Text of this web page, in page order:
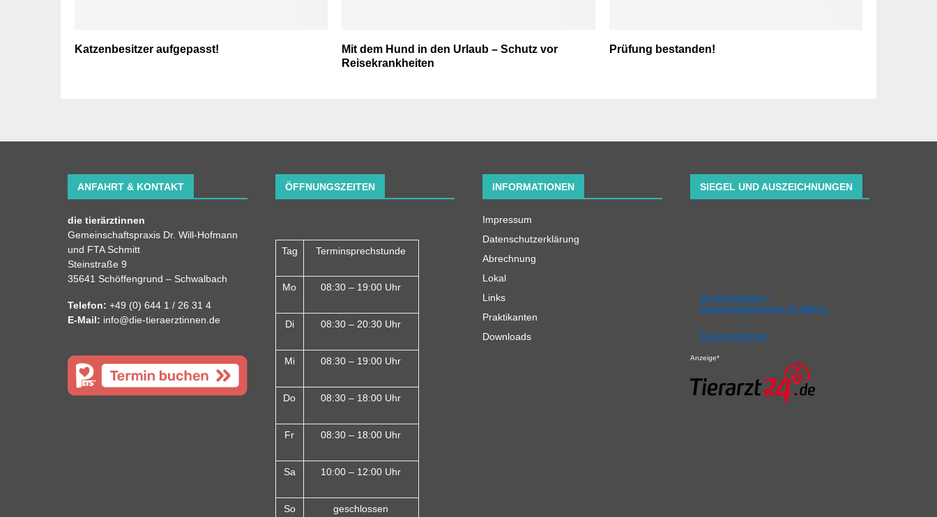
Katzenbesitzer aufgepasst!
Mit dem Hund in den Urlaub – Schutz vor
Reisekrankheiten
Prüfung bestanden!
ANFAHRT & KONTAKT
die tierärztinnen
Gemeinschaftspraxis Dr. Will-Hofmann
und FTA Schmitt
Steinstraße 9
35641 Schöffengrund – Schwalbach
Telefon: +49 (0) 644 1 / 26 31 4
E-Mail: info@die-tieraerztinnen.de
ÖFFNUNGSZEITEN
Tag Terminsprechstunde
Mo 08:30 – 19:00 Uhr
Di 08:30 – 20:30 Uhr
Mi 08:30 – 19:00 Uhr
Do 08:30 – 18:00 Uhr
Fr 08:30 – 18:00 Uhr
Sa 10:00 – 12:00 Uhr
So geschlossen
INFORMATIONEN
Impressum
Datenschutzerklärung
Abrechnung
Lokal
Links
Praktikanten
Downloads
SIEGEL UND AUSZEICHNUNGEN
die tierärztinnen –
Gemeinschaftspraxis Dr. Will-H…
Tierärzte Wetzlar
Anzeige*